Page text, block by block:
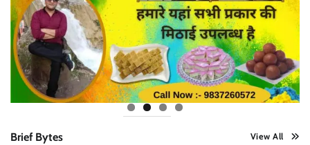
Brief Bytes View All